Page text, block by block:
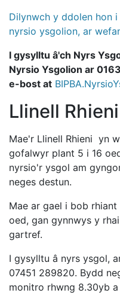
Dilynwch y ddolen hon
nyrsio ysgolion, ar
I gysylltu â'ch Nyrs
Nyrsio Ysgolion ar
e-bost at
Llinell Rhieni
Mae'r Llinell Rhieni yn
gofalwyr plant 5 i 16
nyrsio'r ysgol am
neges destun.
Mae ar gael i bob
oed, gan gynnwys y
gartref.
I gysylltu â nyrs ysgol,
07451 289820. Bydd
monitro rhwng 8.30yb